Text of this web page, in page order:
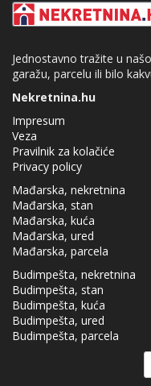
Jednostavno tražite u
garažu, parcelu ili bilo
Nekretnina.hu
Impresum
Veza
Pravilnik za kolačiće
Privacy policy
Mađarska, nekretnina
Mađarska, stan
Mađarska, kuća
Mađarska, ured
Mađarska, parcela
Budimpešta, nekretnina
Budimpešta, stan
Budimpešta, kuća
Budimpešta, ured
Budimpešta, parcela